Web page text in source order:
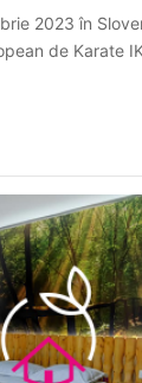
2023 în
de Karate